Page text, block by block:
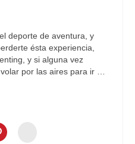
deporte de aventura, y
ésta experiencia,
y si alguna vez
por las aires para ir …